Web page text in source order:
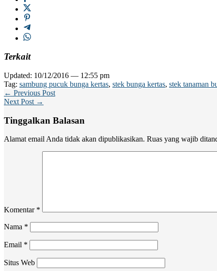
Terkait
Updated: 10/12/2016 — 12:55 pm
Tag: sambung pucuk bunga kertas, stek bunga kertas, stek tanaman
← Previous Post
Next Post →
Tinggalkan Balasan
Alamat email Anda tidak akan dipublikasikan. Ruas yang wajib
Komentar *
Nama *
Email *
Situs Web